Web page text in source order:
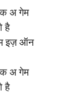
अ गेम
है
इज़ ऑन
अ गेम
है